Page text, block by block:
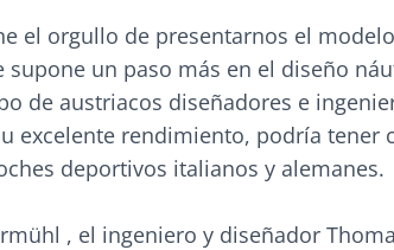
el orgullo de presentarnos el
un paso más en el diseño
de austriacos diseñadores e
excelente rendimiento, podría tener
deportivos italianos y alemanes.
, el ingeniero y diseñador